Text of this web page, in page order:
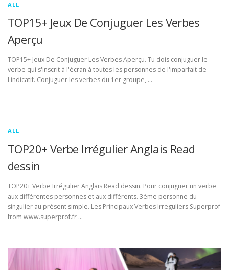
ALL
TOP15+ Jeux De Conjuguer Les Verbes
Aperçu
TOP15+ Jeux De Conjuguer Les Verbes Aperçu. Tu dois conjuguer le
verbe qui s'inscrit à l'écran à toutes les personnes de l'imparfait de
l'indicatif. Conjuguer les verbes du 1er groupe, …
ALL
TOP20+ Verbe Irrégulier Anglais Read
dessin
TOP20+ Verbe Irrégulier Anglais Read dessin. Pour conjuguer un verbe
aux différentes personnes et aux différents. 3ème personne du
singulier au présent simple. Les Principaux Verbes Irreguliers Superprof
from www.superprof.fr …